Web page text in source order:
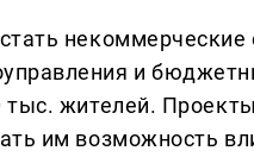
и
тыс. жителей.
им возможность